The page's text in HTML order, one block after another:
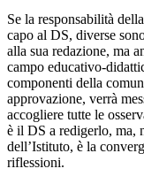
Se la responsabilità
capo al DS, diverse
alla sua redazione, ma
campo
componenti della
approvazione, verrà
accogliere tutte le
è il DS a redigerlo, ma,
dell’Istituto, è la
riflessioni.